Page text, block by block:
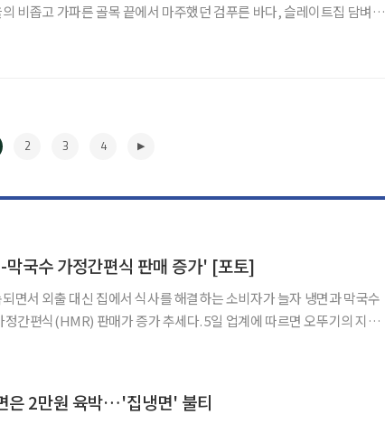
비좁고 가파른 골목 끝에서 마주했던 검푸른 바다, 슬레이트집 담벼락
2 3 4
막국수 가정간편식 판매 증가' [포토]
면서 외출 대신 집에서 식사를 해결하는 소비자가 늘자 냉면과 막국수
정간편식(HMR) 판매가 증가 추세다. 5일 업계에 따르면 오뚜기의 지난
은 2만원 육박…'집냉면' 불티